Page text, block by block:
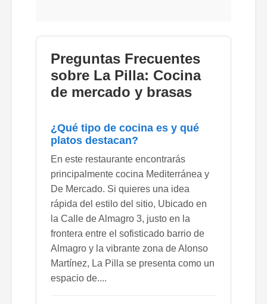
Preguntas Frecuentes
sobre La Pilla: Cocina
de mercado y brasas
¿Qué tipo de cocina es y qué
platos destacan?
En este restaurante encontrarás
principalmente cocina Mediterránea y
De Mercado. Si quieres una idea
rápida del estilo del sitio, Ubicado en
la Calle de Almagro 3, justo en la
frontera entre el sofisticado barrio de
Almagro y la vibrante zona de Alonso
Martínez, La Pilla se presenta como un
espacio de....